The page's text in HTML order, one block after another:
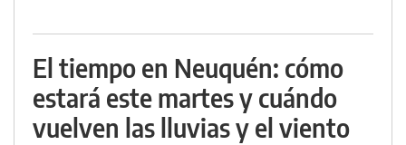
El tiempo en Neuquén: cómo
estará este martes y cuándo
vuelven las lluvias y el viento